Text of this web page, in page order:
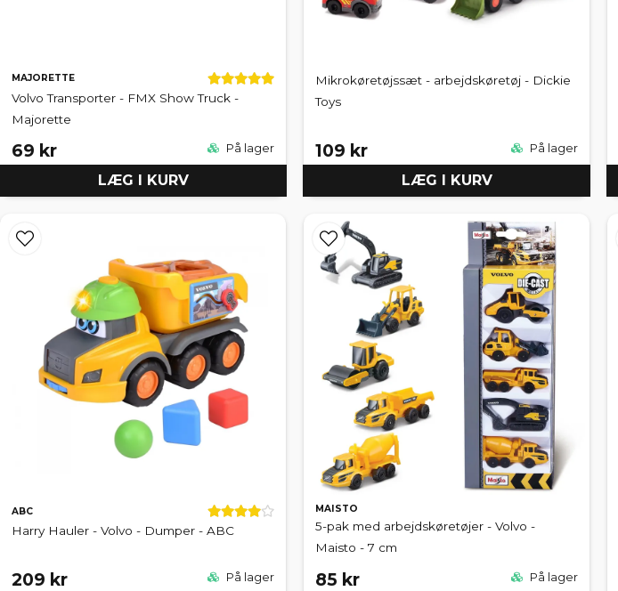
MAJORETTE
Volvo Transporter - FMX Show Truck -
Majorette
69 kr På lager
LÆG I KURV
Mikrokøretøjssæt - arbejdskøretøj - Dickie
Toys
109 kr På lager
LÆG I KURV
ABC
Harry Hauler - Volvo - Dumper - ABC
209 kr På lager
MAISTO
5-pak med arbejdskøretøjer - Volvo -
Maisto - 7 cm
85 kr På lager